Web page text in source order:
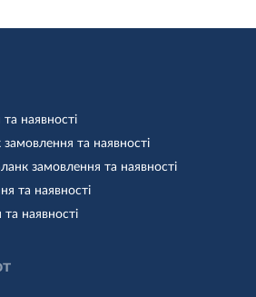
наявності
та наявності
замовлення та наявності
та наявності
наявності